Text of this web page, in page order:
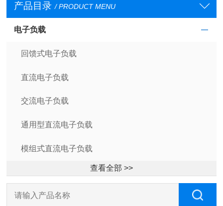
产品目录 / PRODUCT MENU
电子负载
回馈式电子负载
直流电子负载
交流电子负载
通用型直流电子负载
模组式直流电子负载
查看全部 >>